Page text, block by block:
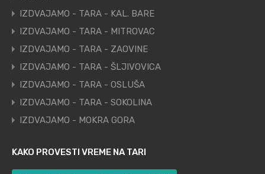
IZDVAJAMO - TARA - KAL. BARE
IZDVAJAMO - TARA - MITROVAC
IZDVAJAMO - TARA - ZAOVINE
IZDVAJAMO - TARA - ŠLJIVOVICA
IZDVAJAMO - TARA - OSLUŠA
IZDVAJAMO - TARA - SOKOLINA
IZDVAJAMO - MOKRA GORA
KAKO PROVESTI VREME NA TARI